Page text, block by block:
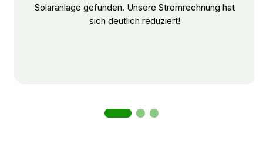
Solaranlage gefunden. Unsere Stromrechnung hat
sich deutlich reduziert!